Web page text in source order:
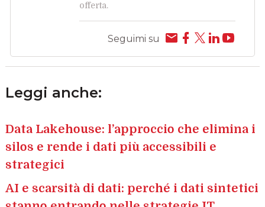
offerta.
Seguimi su
Leggi anche:
Data Lakehouse: l’approccio che elimina i
silos e rende i dati più accessibili e
strategici
AI e scarsità di dati: perché i dati sintetici